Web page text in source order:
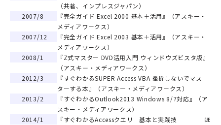
（共著、インプレスジャパン）
2007/8
『完全ガイド Excel 2000 基本＋活用』（アスキー・
メディアワークス）
2007/12
『完全ガイド Excel 2003 基本＋活用』（アスキー・
メディアワークス）
2008/1
『Z式マスター DVD活用入門 ウィンドウズビスタ版』
（アスキー・メディアワークス）
2012/3
『すぐわかるSUPER Access VBA 挫折しないでマス
ターする本』（アスキー・メディアワークス）
2013/2
『すぐわかるOutlook2013 Windows 8/7対応』（ア
スキー・メディアワークス）
2014/1
『すぐわかるAccessクエリ 基本と実践技
ほ